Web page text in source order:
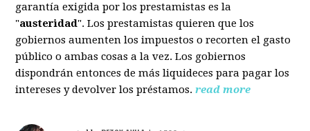
garantía exigida por los prestamistas es la
"austeridad". Los prestamistas quieren que los
gobiernos aumenten los impuestos o recorten el gasto
público o ambas cosas a la vez. Los gobiernos
dispondrán entonces de más liquideces para pagar los
intereses y devolver los préstamos. read more